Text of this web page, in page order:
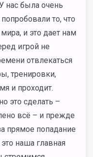
нас была очень
то, что
и это дает нам
игрой не
отвлекаться
тренировки,
и проходит.
это сделать –
всё – и прежде
прямое попадание
наша главная